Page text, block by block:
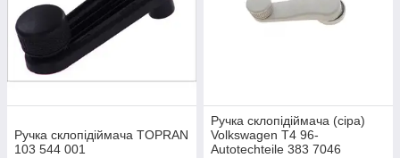
Ручка склопідіймача TOPRAN
103 544 001
Ручка склопідіймача (сіра)
Volkswagen T4 96-
Autotechteile 383 7046